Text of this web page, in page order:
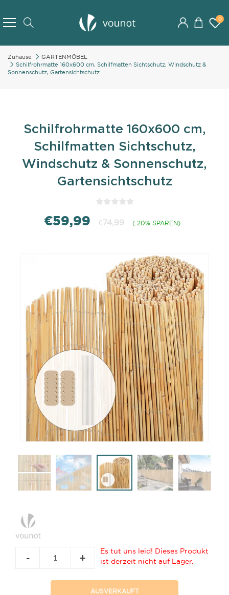
Content
0
Zuhause
GARTENMÖBEL
Schilfrohrmatte 160x600 cm, Schilfmatten Sichtschutz, Windschutz &
Sonnenschutz, Gartensichtschutz
Schilfrohrmatte 160x600 cm,
Schilfmatten Sichtschutz,
Windschutz & Sonnenschutz,
Gartensichtschutz
€59,99 €74,99 ( 20% SPAREN)
- +
Es tut uns leid! Dieses Produkt
ist derzeit nicht auf Lager.
AUSVERKAUFT